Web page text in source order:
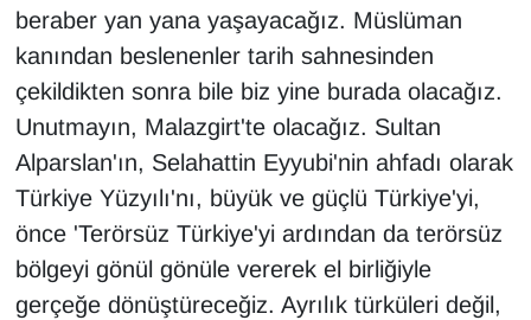
beraber yan yana yaşayacağız. Müslüman
kanından beslenenler tarih sahnesinden
çekildikten sonra bile biz yine burada olacağız.
Unutmayın, Malazgirt'te olacağız. Sultan
Alparslan'ın, Selahattin Eyyubi'nin ahfadı olarak
Türkiye Yüzyılı'nı, büyük ve güçlü Türkiye'yi,
önce 'Terörsüz Türkiye'yi ardından da terörsüz
bölgeyi gönül gönüle vererek el birliğiyle
gerçeğe dönüştüreceğiz. Ayrılık türküleri değil,